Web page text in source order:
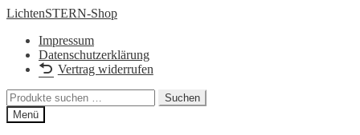
Zur
springen
Zum
springen
LichtenSTERN-Shop
Impressum
Datenschutzerklärung
Vertrag widerrufen
Suchen
nach:
Suchen
Menü